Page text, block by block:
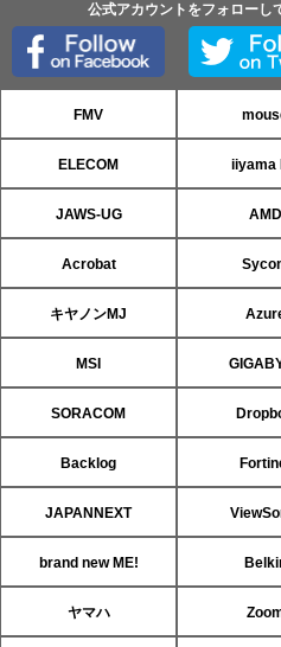
公式アカウントをフォローし
FMV
ELECOM iiyama
JAWS-UG AMD
Acrobat
キヤノンMJ
MSI
SORACOM
Backlog
JAPANNEXT
brand new ME!
ヤマハ